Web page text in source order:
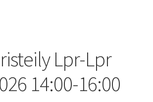
Lpr-Lpr
14:00-16:00